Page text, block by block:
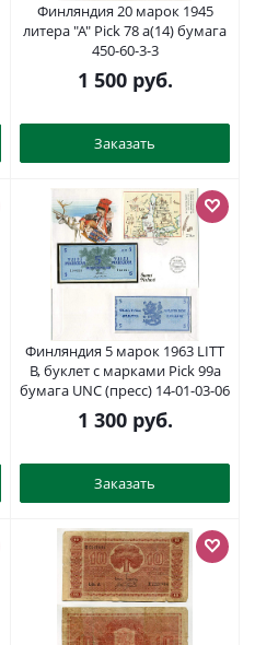
Финляндия 20 марок 1945
литера "А" Pick 78 a(14) бумага
450-60-3-3
1 500руб.
Заказать
Финляндия 5 марок 1963 LITT
B, буклет с марками Pick 99a
бумага UNC (пресс) 14-01-03-06
1 300руб.
Заказать